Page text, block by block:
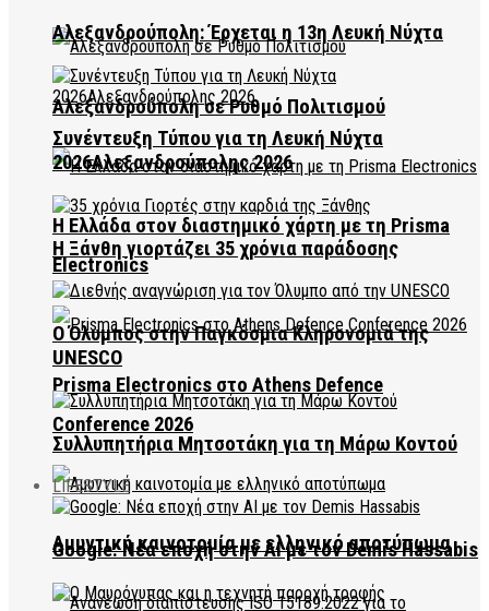
Αλεξανδρούπολη σε Ρυθμό Πολιτισμού
Η Ελλάδα στον διαστημικό χάρτη με τη Prisma
Electronics
Prisma Electronics στο Athens Defence
Conference 2026
Αμυντική καινοτομία με ελληνικό αποτύπωμα
Αλεξανδρούπολη: Έρχεται η 13η Λευκή Νύχτα
Συνέντευξη Τύπου για τη Λευκή Νύχτα
2026Αλεξανδρούπολης 2026
Η Ξάνθη γιορτάζει 35 χρόνια παράδοσης
Ο Όλυμπος στην Παγκόσμια Κληρονομιά της
UNESCO
Συλλυπητήρια Μητσοτάκη για τη Μάρω Κοντού
LIFESTYLE
Google: Νέα εποχή στην AI με τον Demis Hassabis